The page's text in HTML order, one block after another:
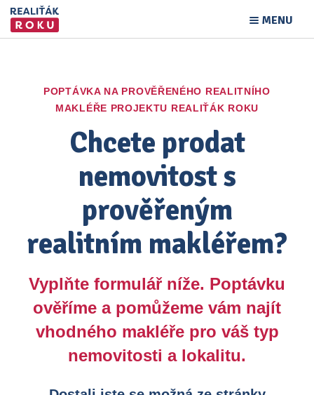
MENU
POPTÁVKA NA PROVĚŘENÉHO REALITNÍHO
MAKLÉŘE PROJEKTU REALIŤÁK ROKU
Chcete prodat
nemovitost s
prověřeným
realitním makléřem?
Vyplňte formulář níže. Poptávku
ověříme a pomůžeme vám najít
vhodného makléře pro váš typ
nemovitosti a lokalitu.